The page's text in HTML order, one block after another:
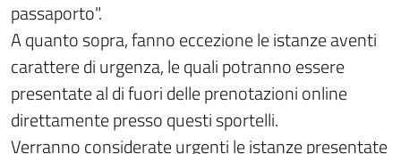
passaporto".
A quanto sopra, fanno eccezione le istanze aventi
carattere di urgenza, le quali potranno essere
presentate al di fuori delle prenotazioni online
direttamente presso questi sportelli.
Verranno considerate urgenti le istanze presentate